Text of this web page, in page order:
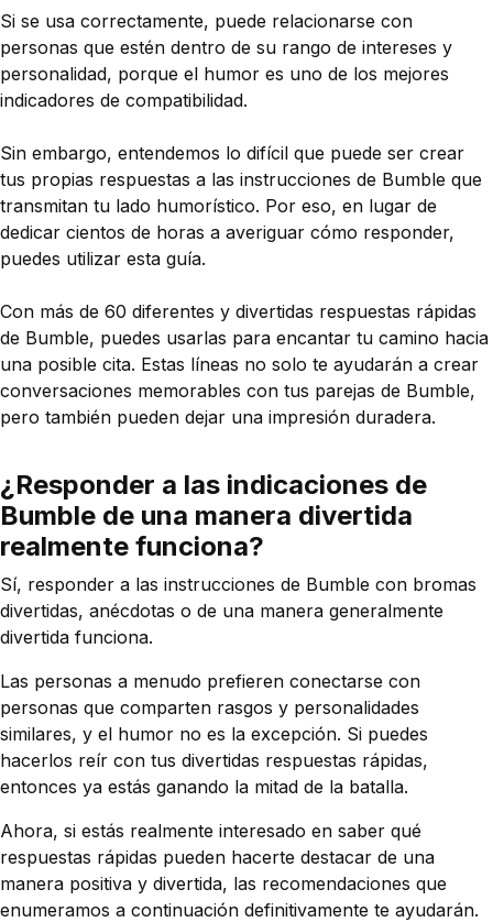
Si se usa correctamente, puede relacionarse con
personas que estén dentro de su rango de intereses y
personalidad, porque el humor es uno de los mejores
indicadores de compatibilidad.
Sin embargo, entendemos lo difícil que puede ser crear
tus propias respuestas a las instrucciones de Bumble que
transmitan tu lado humorístico. Por eso, en lugar de
dedicar cientos de horas a averiguar cómo responder,
puedes utilizar esta guía.
Con más de 60 diferentes y divertidas respuestas rápidas
de Bumble, puedes usarlas para encantar tu camino hacia
una posible cita. Estas líneas no solo te ayudarán a crear
conversaciones memorables con tus parejas de Bumble,
pero también pueden dejar una impresión duradera.
¿Responder a las indicaciones de
Bumble de una manera divertida
realmente funciona?
Sí, responder a las instrucciones de Bumble con bromas
divertidas, anécdotas o de una manera generalmente
divertida funciona.
Las personas a menudo prefieren conectarse con
personas que comparten rasgos y personalidades
similares, y el humor no es la excepción. Si puedes
hacerlos reír con tus divertidas respuestas rápidas,
entonces ya estás ganando la mitad de la batalla.
Ahora, si estás realmente interesado en saber qué
respuestas rápidas pueden hacerte destacar de una
manera positiva y divertida, las recomendaciones que
enumeramos a continuación definitivamente te ayudarán.